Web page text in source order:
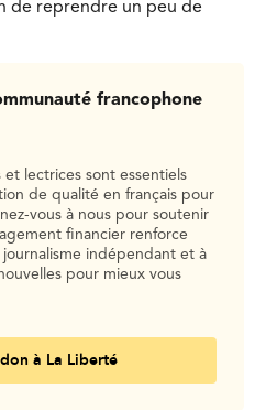
de reprendre un peu de
francophone
et lectrices sont essentiels
de qualité en français pour
vous à nous pour soutenir
financier renforce
indépendant et à
pour mieux vous
à La Liberté